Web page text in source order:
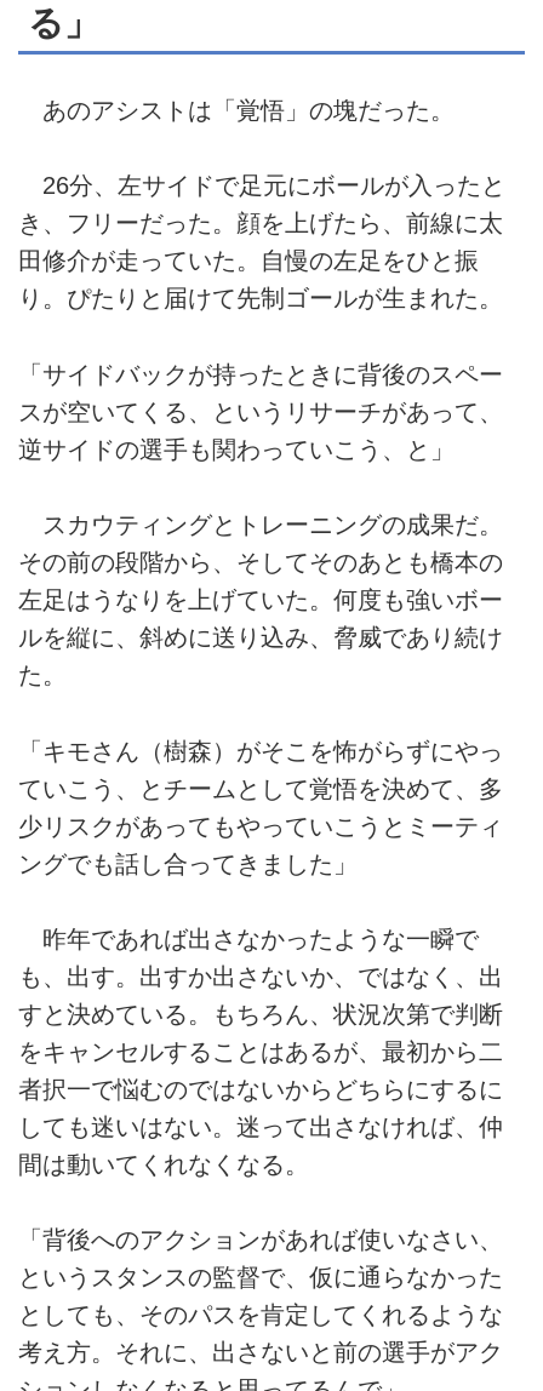
る」
あのアシストは「覚悟」の塊だった。
26分、左サイドで足元にボールが入ったと
き、フリーだった。顔を上げたら、前線に太
田修介が走っていた。自慢の左足をひと振
り。ぴたりと届けて先制ゴールが生まれた。
「サイドバックが持ったときに背後のスペー
スが空いてくる、というリサーチがあって、
逆サイドの選手も関わっていこう、と」
スカウティングとトレーニングの成果だ。
その前の段階から、そしてそのあとも橋本の
左足はうなりを上げていた。何度も強いボー
ルを縦に、斜めに送り込み、脅威であり続け
た。
「キモさん（樹森）がそこを怖がらずにやっ
ていこう、とチームとして覚悟を決めて、多
少リスクがあってもやっていこうとミーティ
ングでも話し合ってきました」
昨年であれば出さなかったような一瞬で
も、出す。出すか出さないか、ではなく、出
すと決めている。もちろん、状況次第で判断
をキャンセルすることはあるが、最初から二
者択一で悩むのではないからどちらにするに
しても迷いはない。迷って出さなければ、仲
間は動いてくれなくなる。
「背後へのアクションがあれば使いなさい、
というスタンスの監督で、仮に通らなかった
としても、そのパスを肯定してくれるような
考え方。それに、出さないと前の選手がアク